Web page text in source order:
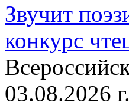
Звучит
конкурс
03.08.2026 г.